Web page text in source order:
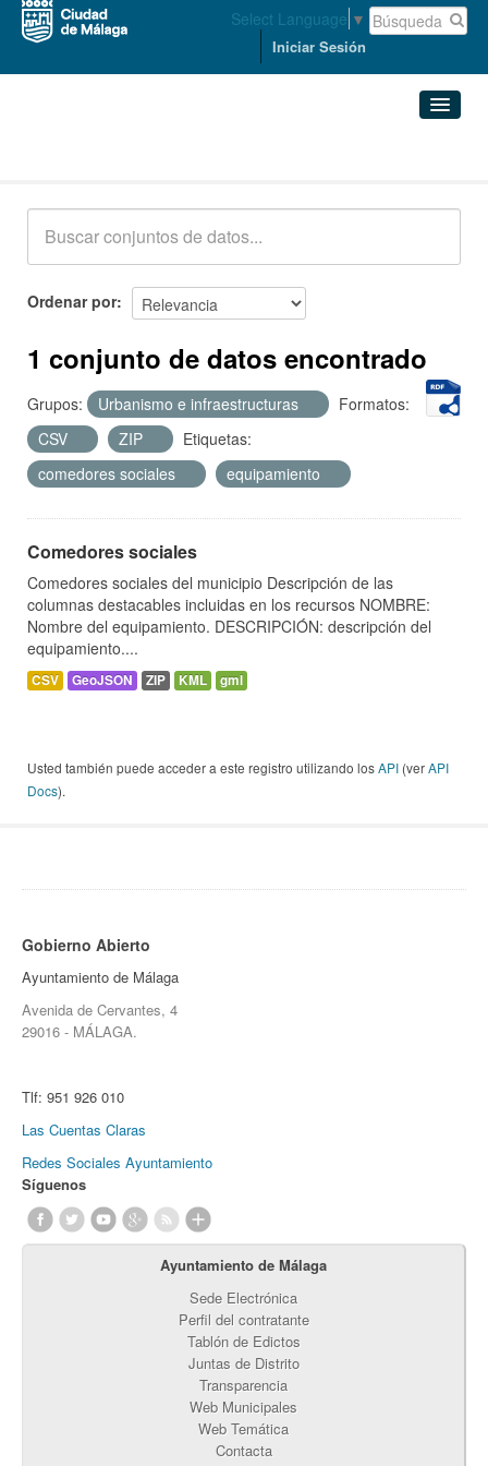
Select Language ▼
Iniciar Sesión
Acerca de
Ordenar por
1 conjunto de datos encontrado
Grupos: Urbanismo e infraestructuras
Formatos:
CSV
ZIP
Etiquetas:
comedores sociales
equipamiento
Comedores sociales
Comedores sociales del municipio Descripción de las
columnas destacables incluidas en los recursos NOMBRE:
Nombre del equipamiento. DESCRIPCIÓN: descripción del
equipamiento....
CSV GeoJSON ZIP KML gml
Usted también puede acceder a este registro utilizando losAPI (verAPI
Docs).
Gobierno Abierto
Ayuntamiento de Málaga
Avenida de Cervantes, 4
29016 - MÁLAGA.
Tlf: 951 926 010
Las Cuentas Claras
Redes Sociales Ayuntamiento
Síguenos
Ayuntamiento de Málaga
Sede Electrónica
Perfil del contratante
Tablón de Edictos
Juntas de Distrito
Transparencia
Web Municipales
Web Temática
Contacta